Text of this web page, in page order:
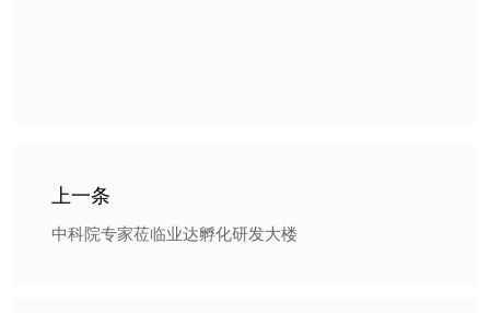
上一条
中科院专家莅临业达孵化研发大楼